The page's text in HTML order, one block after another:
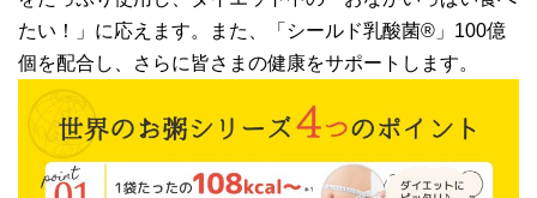
たい！」に応えます。また、「シールド乳酸菌®」100億
個を配合し、さらに皆さまの健康をサポートします。